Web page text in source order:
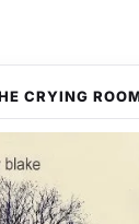
CRYING